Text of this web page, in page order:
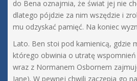
do Bena oznajmia, że świat jej nie
dlatego pójdzie za nim wszędzie i
mu odzyskać pamięć. Na koniec
Lato. Ben stoi pod kamienicą, gdzie
którego obwinia o utratę
wraz z Normanem Osbornem
Jane). W pewnej chwili zaczepia go